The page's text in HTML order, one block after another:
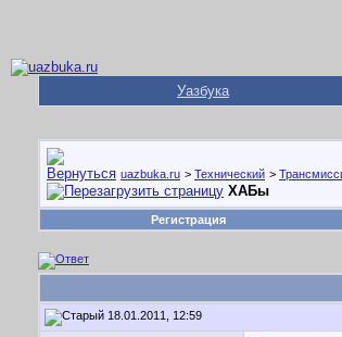
Уазбука
uazbuka.ru > Технический >
ХАБы
Регистрация
18.01.2011, 12:59